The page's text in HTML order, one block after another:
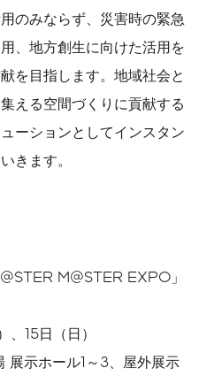
のみならず、災害時の緊急
、地方創生に向けた活用を
を目指します。地域社会と
える空間づくりに貢献する
ーションとしてインスタン
きます。
M@STER EXPO」
15日（日）
展示ホール1～3、屋外展示